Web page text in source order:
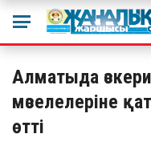
Алматыда
мәселелеріне
өтті